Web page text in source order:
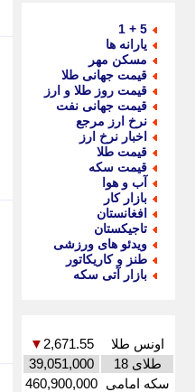
5 + 1
یارانه ها
مسکن مهر
قیمت جهانی طلا
قیمت روز طلا و ارز
قیمت جهانی نفت
نرخ ارز مرجع
اخبار نرخ ارز
قیمت طلا
قیمت سکه
آب و هوا
بازار کار
افغانستان
تاجیکستان
ویدئو های ورزشی
طنز و کاریکاتور
بازار آتی سکه
اونس طلا 2,671.55
▼
طلای 18
39,051,000
سکه امامی 460,900,000